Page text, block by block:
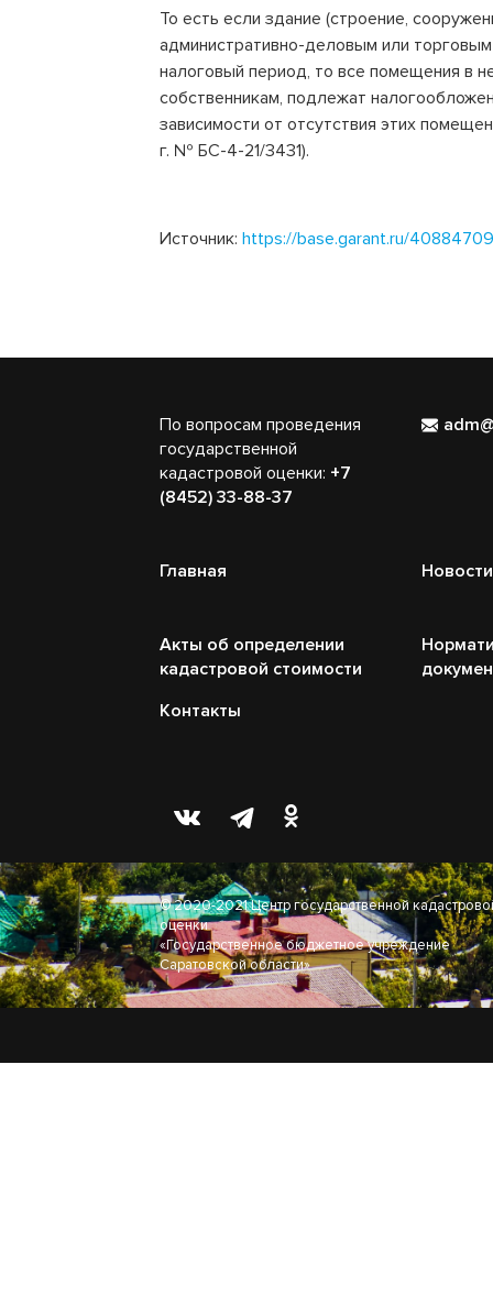
То есть если здание (строение,
административно-деловым или
налоговый период, то все помещения в
собственникам, подлежат
зависимости от отсутствия этих
г. № БС-4-21/3431).
Источник: https://base.garant.ru/
По вопросам проведения
государственной
кадастровой оценки: +7
(8452) 33-88-37
Главная Новости
Акты об определении
кадастровой стоимости
Контакты
© 2020-2021 Центр государственной
оценки
«Государственное бюджетное учреждение
Саратовской области»